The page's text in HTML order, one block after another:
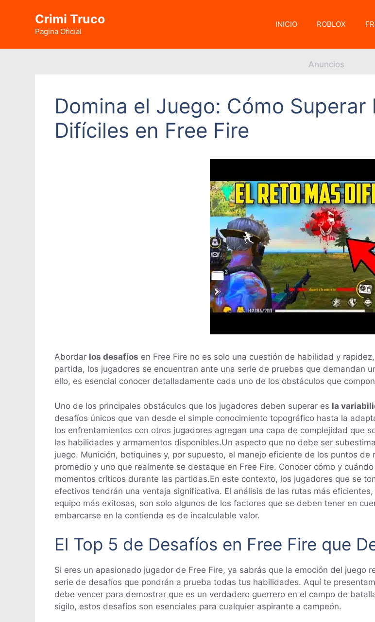
contenido
Crimi Truco
Pagina Oficial
INICIO ROBLOX
Anuncios
Domina el Juego: Cómo Superar
Difíciles en Free Fire
Abordar los desafíos en Free Fire no es solo una cuestión de habilidad y
partida, los jugadores se encuentran ante una serie de pruebas que demandan
ello, es esencial conocer detalladamente cada uno de los obstáculos que
Uno de los principales obstáculos que los jugadores deben superar es la
desafíos únicos que van desde el simple conocimiento topográfico hasta la
los enfrentamientos con otros jugadores agregan una capa de complejidad que
las habilidades y armamentos disponibles.Un aspecto que no debe ser
juego. Munición, botiquines y, por supuesto, el manejo eficiente de los puntos
promedio y uno que realmente se destaque en Free Fire. Conocer cómo y
momentos críticos durante las partidas.En este contexto, los jugadores que se
efectivos tendrán una ventaja significativa. El análisis de las rutas más
equipo más exitosas, son solo algunos de los factores que se deben tener en
embarcarse en la contienda es de incalculable valor.
El Top 5 de Desafíos en Free Fire que
Si eres un apasionado jugador de Free Fire, ya sabrás que la emoción del juego
serie de desafíos que pondrán a prueba todas tus habilidades. Aquí te
debe vencer para demostrar que es un verdadero guerrero en el campo de
sigilo, estos desafíos son esenciales para cualquier aspirante a campeón.